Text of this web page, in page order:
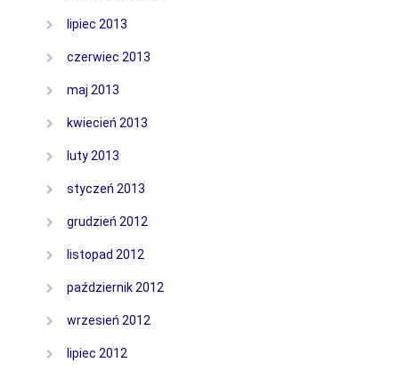
lipiec 2013
czerwiec 2013
maj 2013
kwiecień 2013
luty 2013
styczeń 2013
grudzień 2012
listopad 2012
październik 2012
wrzesień 2012
lipiec 2012